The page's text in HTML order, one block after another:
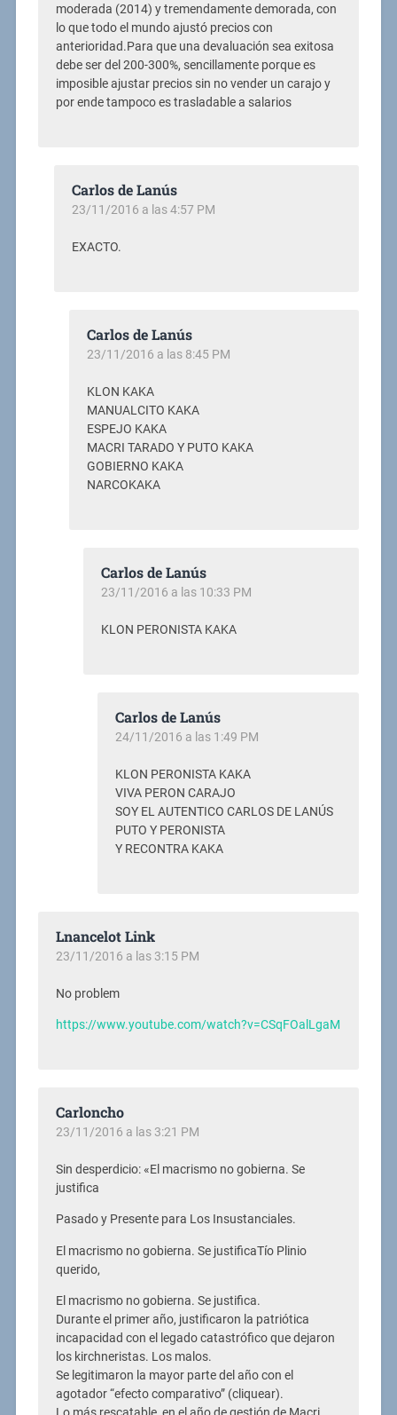
moderada (2014) y tremendamente demorada, con
lo que todo el mundo ajustó precios con
anterioridad.Para que una devaluación sea exitosa
debe ser del 200-300%, sencillamente porque es
imposible ajustar precios sin no vender un carajo y
por ende tampoco es trasladable a salarios
Carlos de Lanús
23/11/2016 a las 4:57 PM
EXACTO.
Carlos de Lanús
23/11/2016 a las 8:45 PM
KLON KAKA
MANUALCITO KAKA
ESPEJO KAKA
MACRI TARADO Y PUTO KAKA
GOBIERNO KAKA
NARCOKAKA
Carlos de Lanús
23/11/2016 a las 10:33 PM
KLON PERONISTA KAKA
Carlos de Lanús
24/11/2016 a las 1:49 PM
KLON PERONISTA KAKA
VIVA PERON CARAJO
SOY EL AUTENTICO CARLOS DE LANÚS
PUTO Y PERONISTA
Y RECONTRA KAKA
Lnancelot Link
23/11/2016 a las 3:15 PM
No problem
https://www.youtube.com/watch?v=CSqFOalLgaM
Carloncho
23/11/2016 a las 3:21 PM
Sin desperdicio: «El macrismo no gobierna. Se
justifica
Pasado y Presente para Los Insustanciales.
El macrismo no gobierna. Se justificaTío Plinio
querido,
El macrismo no gobierna. Se justifica.
Durante el primer año, justificaron la patriótica
incapacidad con el legado catastrófico que dejaron
los kirchneristas. Los malos.
Se legitimaron la mayor parte del año con el
agotador “efecto comparativo” (cliquear).